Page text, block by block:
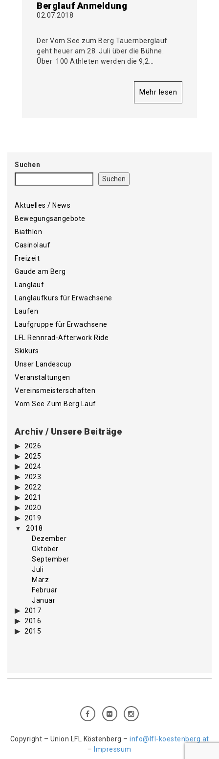
Berglauf Anmeldung
02.07.2018
Der Vom See zum Berg Tauernberglauf
geht heuer am 28. Juli über die Bühne.
Über 100 Athleten werden die 9,2…
Mehr lesen
Suchen
Suchen
Aktuelles / News
Bewegungsangebote
Biathlon
Casinolauf
Freizeit
Gaude am Berg
Langlauf
Langlaufkurs für Erwachsene
Laufen
Laufgruppe für Erwachsene
LFL Rennrad-Afterwork Ride
Skikurs
Unser Landescup
Veranstaltungen
Vereinsmeisterschaften
Vom See Zum Berg Lauf
Archiv / Unsere Beiträge
2026
2025
2024
2023
2022
2021
2020
2019
2018
Dezember
Oktober
September
Juli
März
Februar
Januar
2017
2016
2015
Copyright – Union LFL Köstenberg – info@lfl-koestenberg.at
– Impressum